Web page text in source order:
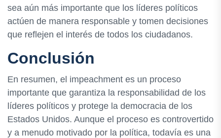
sea aún más importante que los líderes políticos
actúen de manera responsable y tomen decisiones
que reflejen el interés de todos los ciudadanos.
Conclusión
En resumen, el impeachment es un proceso
importante que garantiza la responsabilidad de los
líderes políticos y protege la democracia de los
Estados Unidos. Aunque el proceso es controvertido
y a menudo motivado por la política, todavía es una